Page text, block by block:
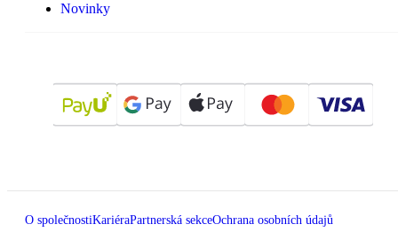
Novinky
O společnostiKariéraPartnerská sekceOchrana osobních údajů